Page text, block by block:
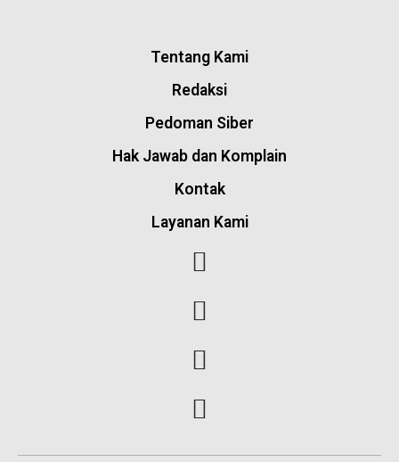
Tentang Kami
Redaksi
Pedoman Siber
Hak Jawab dan Komplain
Kontak
Layanan Kami